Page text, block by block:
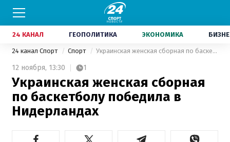
24 КАНАЛ ГЕОПОЛИТИКА ЭКОНОМИКА
24 канал Спорт Спорт Украинская женская сборная по баскетболу победила в Нидерландах
12 ноября, 13:30 1
Украинская женская сборная
по баскетболу победила в
Нидерландах